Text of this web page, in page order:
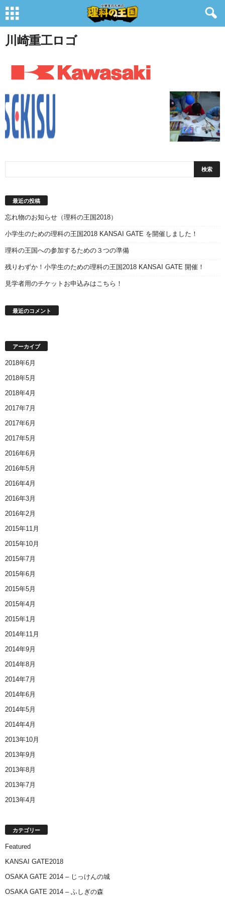
川崎重工ロゴ
最近の投稿
忘れ物のお知らせ（理科の王国2018）
小学生のための理科の王国2018 KANSAI GATE を開催しました！
理科の王国への参加するための３つの準備
残りわずか！小学生のための理科の王国2018 KANSAI GATE 開催！
見学者用のチケットお申込みはこちら！
最近のコメント
アーカイブ
2018年6月
2018年5月
2018年4月
2017年7月
2017年6月
2017年5月
2016年6月
2016年5月
2016年4月
2016年3月
2016年2月
2015年11月
2015年10月
2015年7月
2015年6月
2015年5月
2015年4月
2015年1月
2014年11月
2014年9月
2014年8月
2014年7月
2014年6月
2014年5月
2014年4月
2013年10月
2013年9月
2013年8月
2013年7月
2013年4月
カテゴリー
Featured
KANSAI GATE2018
OSAKA GATE 2014 – じっけんの城
OSAKA GATE 2014 – ふしぎの森